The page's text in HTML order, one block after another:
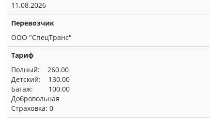
11.08.2026
Перевозчик
ООО "СпецТранс"
Тариф
Полный: 260.00
Детский: 130.00
Багаж: 100.00
Добровольная
Страховка: 0